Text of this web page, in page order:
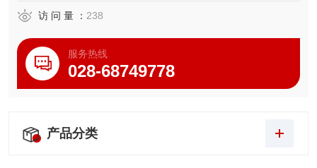
访 问 量 ： 238
服务热线
028-68749778
产品分类